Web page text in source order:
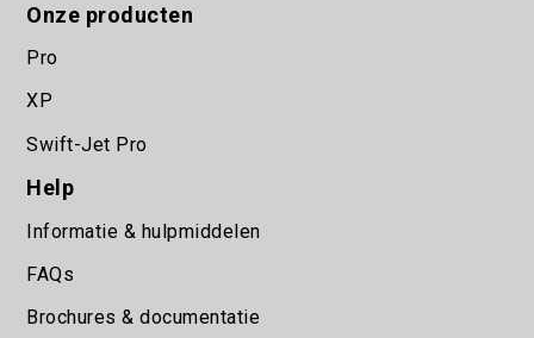
Onze producten
Pro
XP
Swift-Jet Pro
Help
Informatie & hulpmiddelen
FAQs
Brochures & documentatie